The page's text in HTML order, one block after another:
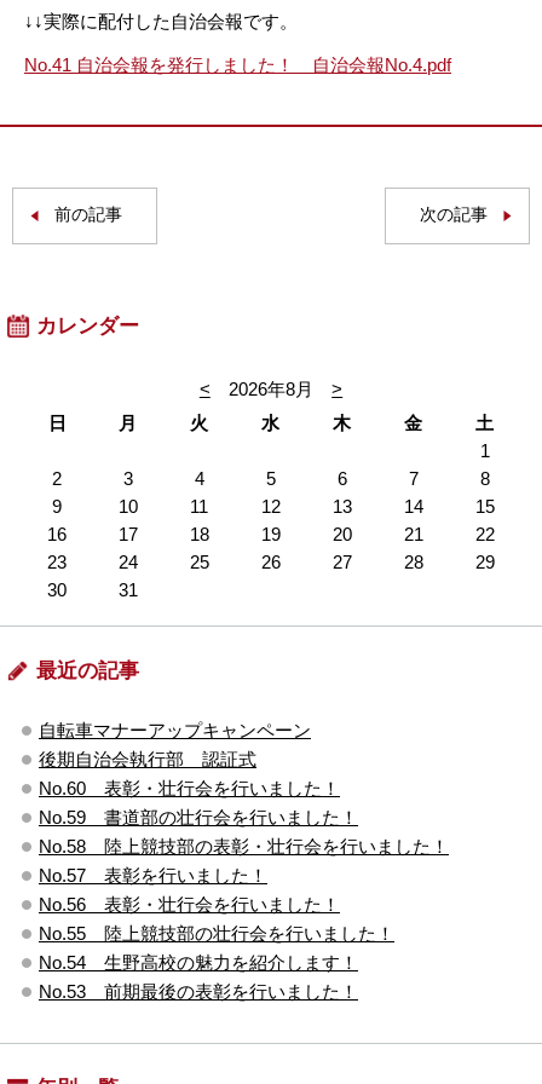
↓↓実際に配付した自治会報です。
No.41 自治会報を発行しました！ 自治会報No.4.pdf
前の記事 次の記事
カレンダー
< 2026年8月
>
日
月 火 水 木 金
土
1
2
3 4 5 6 7
8
9
10 11 12 13 14
15
16
17 18 19 20 21
22
23
24 25 26 27 28
29
30
31
最近の記事
自転車マナーアップキャンペーン
後期自治会執行部 認証式
No.60 表彰・壮行会を行いました！
No.59 書道部の壮行会を行いました！
No.58 陸上競技部の表彰・壮行会を行いました！
No.57 表彰を行いました！
No.56 表彰・壮行会を行いました！
No.55 陸上競技部の壮行会を行いました！
No.54 生野高校の魅力を紹介します！
No.53 前期最後の表彰を行いました！